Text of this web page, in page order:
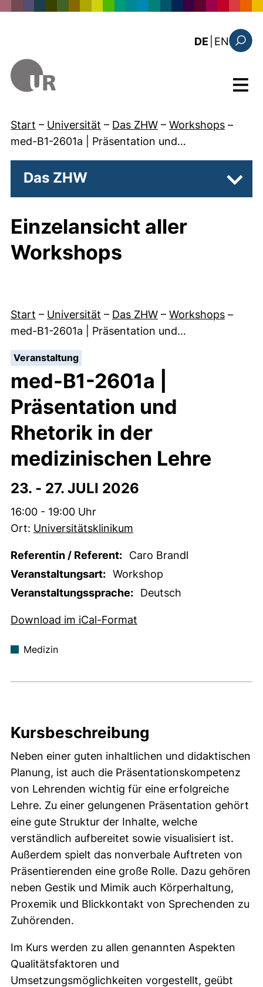
DE EN: the
Menü
Start – Universität – Das ZHW – Workshops –
med-B1-2601a | Präsentation und…
Das ZHW
Einzelansicht aller
Workshops
Start – Universität – Das ZHW – Workshops –
med-B1-2601a | Präsentation und…
Veranstaltung:
med-B1-2601a |
Präsentation und
Rhetorik in der
medizinischen Lehre
23. - 27. JULI 2026
Zeit:
16:00 - 19:00 Uhr
Ort: Universitätsklinikum
Referentin / Referent:
Caro Brandl
Veranstaltungsart: Workshop
Veranstaltungssprache:
Deutsch
Download im iCal-Format
Medizin
Kursbeschreibung
Neben einer guten inhaltlichen und didaktischen
Planung, ist auch die Präsentationskompetenz
von Lehrenden wichtig für eine erfolgreiche
Lehre. Zu einer gelungenen Präsentation gehört
eine gute Struktur der Inhalte, welche
verständlich aufbereitet sowie visualisiert ist.
Außerdem spielt das nonverbale Auftreten von
Präsentierenden eine große Rolle. Dazu gehören
neben Gestik und Mimik auch Körperhaltung,
Proxemik und Blickkontakt von Sprechenden zu
Zuhörenden.
Im Kurs werden zu allen genannten Aspekten
Qualitätsfaktoren und
Umsetzungsmöglichkeiten vorgestellt, geübt